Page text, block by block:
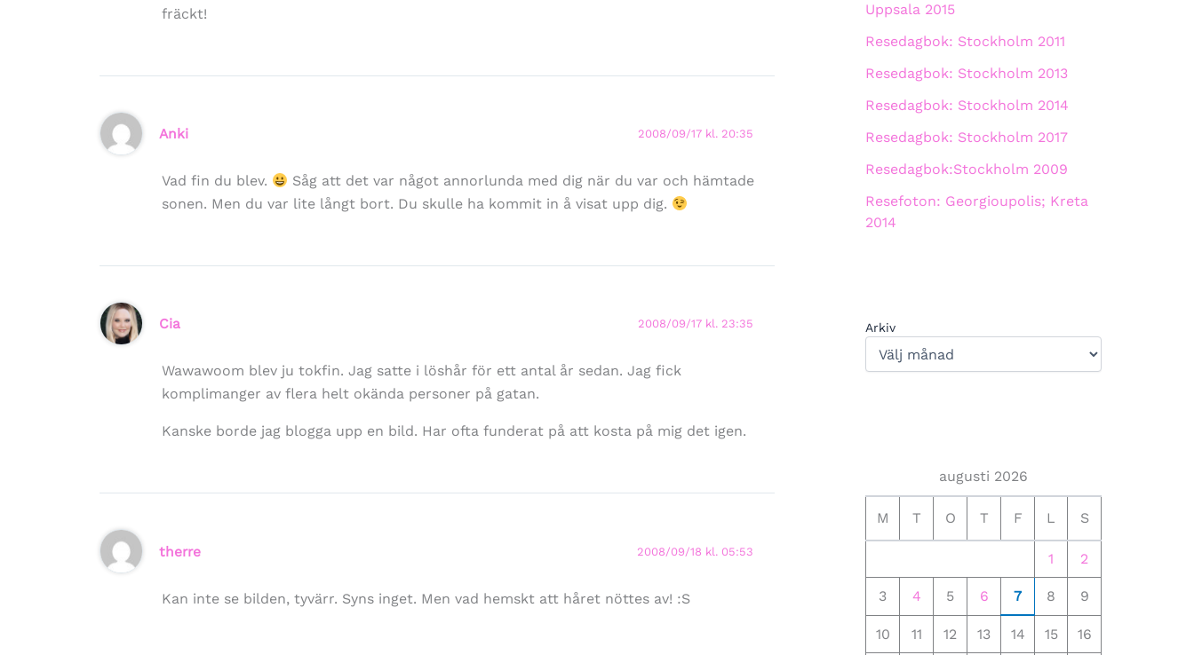
fräckt!
Anki 2008/09/17 kl. 20:35
Vad fin du blev.
Såg att det var något annorlunda med dig när du var och hämtade
sonen. Men du var lite långt bort. Du skulle ha kommit in å visat upp dig.
Cia 2008/09/17 kl. 23:35
Wawawoom blev ju tokfin. Jag satte i löshår för ett antal år sedan. Jag fick
komplimanger av flera helt okända personer på gatan.
Kanske borde jag blogga upp en bild. Har ofta funderat på att kosta på mig det igen.
therre 2008/09/18 kl. 05:53
Kan inte se bilden, tyvärr. Syns inget. Men vad hemskt att håret nöttes av! :S
Uppsala 2015
Resedagbok: Stockholm 2011
Resedagbok: Stockholm 2013
Resedagbok: Stockholm 2014
Resedagbok: Stockholm 2017
Resedagbok:Stockholm 2009
Resefoton: Georgioupolis; Kreta
2014
Arkiv
augusti 2026
M T O T F L S
1 2
3 4 5 6 7 8 9
10 11 12 13 14 15 16